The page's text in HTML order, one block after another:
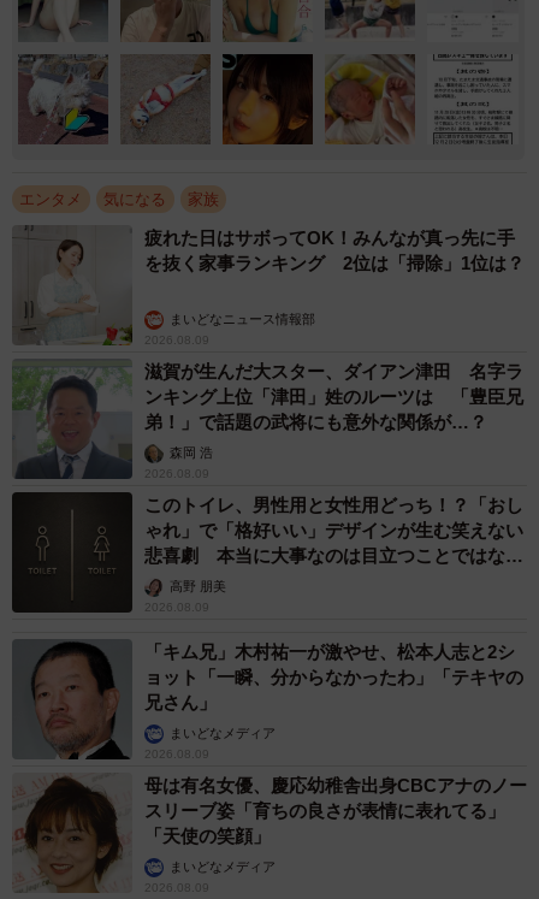
エンタメ 気になる 家族
疲れた日はサボってOK！みんなが真っ先に手
を抜く家事ランキング 2位は「掃除」1位は？
まいどなニュース情報部
2026.08.09
滋賀が生んだ大スター、ダイアン津田 名字ラ
ンキング上位「津田」姓のルーツは 「豊臣兄
弟！」で話題の武将にも意外な関係が…？
森岡 浩
2026.08.09
このトイレ、男性用と女性用どっち！？「おし
ゃれ」で「格好いい」デザインが生む笑えない
悲喜劇 本当に大事なのは目立つことではな
く…高野 朋美
2026.08.09
「キム兄」木村祐一が激やせ、松本人志と2シ
ョット「一瞬、分からなかったわ」「テキヤの
兄さん」
まいどなメディア
2026.08.09
母は有名女優、慶応幼稚舎出身CBCアナのノー
スリーブ姿「育ちの良さが表情に表れてる」
「天使の笑顔」
まいどなメディア
2026.08.09